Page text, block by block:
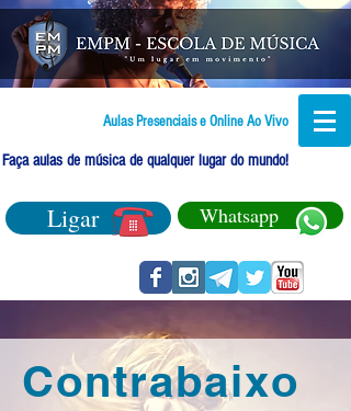
Aulas Presenciais e Online Ao Vivo
Faça aulas de música de qualquer lugar do mundo!
Ligar Whatsapp
Contrabaixo